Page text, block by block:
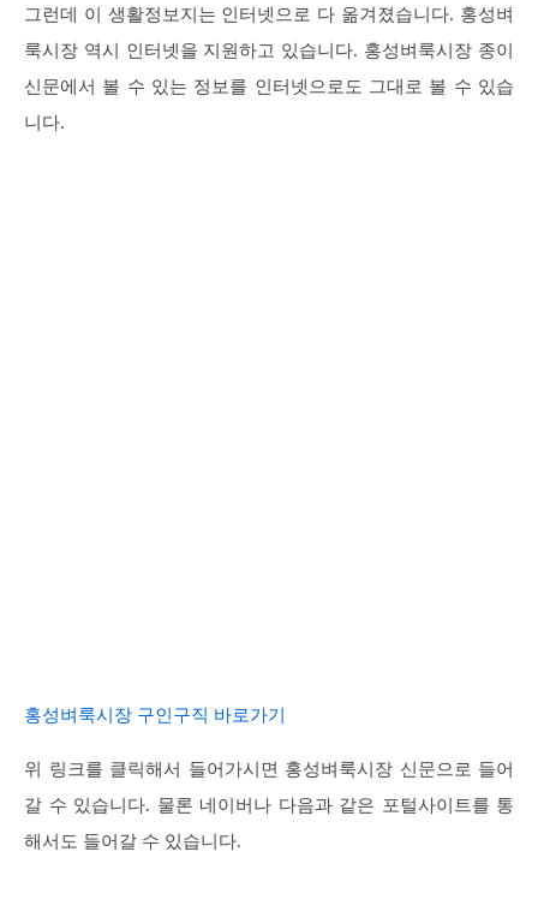
그런데 이 생활정보지는 인터넷으로 다 옮겨졌습니다. 홍성벼
룩시장 역시 인터넷을 지원하고 있습니다. 홍성벼룩시장 종이
신문에서 볼 수 있는 정보를 인터넷으로도 그대로 볼 수 있습
니다.
홍성벼룩시장 구인구직 바로가기
위 링크를 클릭해서 들어가시면 홍성벼룩시장 신문으로 들어
갈 수 있습니다. 물론 네이버나 다음과 같은 포털사이트를 통
해서도 들어갈 수 있습니다.